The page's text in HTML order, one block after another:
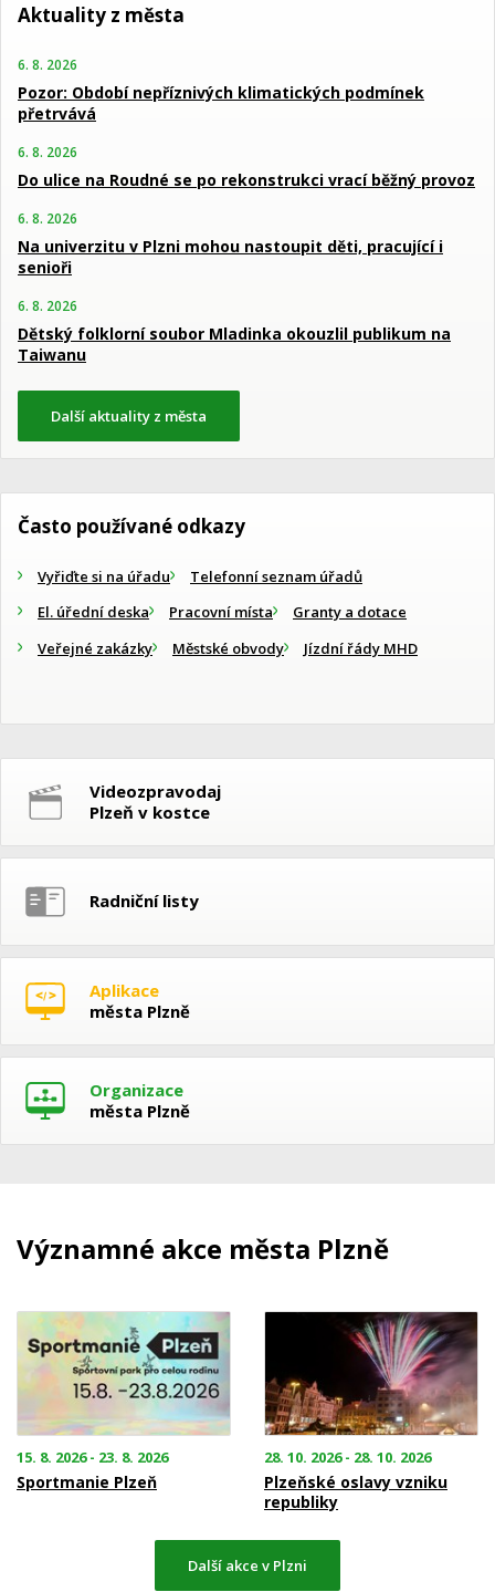
Aktuality z města
6. 8. 2026
Pozor: Období nepříznivých klimatických podmínek
přetrvává
6. 8. 2026
Do ulice na Roudné se po rekonstrukci vrací běžný provoz
6. 8. 2026
Na univerzitu v Plzni mohou nastoupit děti, pracující i
senioři
6. 8. 2026
Dětský folklorní soubor Mladinka okouzlil publikum na
Taiwanu
Další aktuality z města
Často používané odkazy
Vyřiďte si na úřadu
Telefonní seznam úřadů
El. úřední deska
Pracovní místa
Granty a dotace
Veřejné zakázky
Městské obvody Jízdní řády MHD
Videozpravodaj
Plzeň v kostce
Radniční listy
Aplikace
města Plzně
Organizace
města Plzně
Významné akce města Plzně
15. 8. 2026 - 23. 8. 2026
Sportmanie Plzeň
28. 10. 2026 - 28. 10. 2026
Plzeňské oslavy vzniku
republiky
Další akce v Plzni